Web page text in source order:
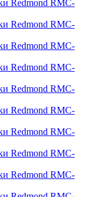
Redmond RMC-
Redmond RMC-
Redmond RMC-
Redmond RMC-
Redmond RMC-
Redmond RMC-
Redmond RMC-
Redmond RMC-
Redmond RMC-